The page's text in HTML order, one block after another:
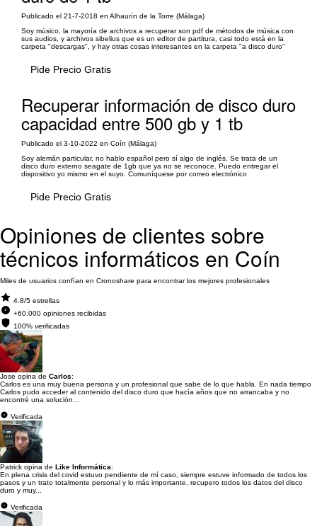
Publicado el 21-7-2018 en Alhaurín de la Torre (Málaga)
Soy músico, la mayoría de archivos a recuperar son pdf de métodos de música con
sus audios, y archivos sibelius que es un editor de partitura, casi todo está en la
carpeta "descargas", y hay otras cosas interesantes en la carpeta "a disco duro"
Pide Precio Gratis
Recuperar información de disco duro
capacidad entre 500 gb y 1 tb
Publicado el 3-10-2022 en Coín (Málaga)
Soy alemán particular, no hablo español pero sí algo de inglés. Se trata de un
disco duro externo seagate de 1gb que ya no se reconoce. Puedo entregar el
dispositivo yo mismo en el suyo. Comuníquese por correo electrónico
Pide Precio Gratis
Opiniones de clientes sobre
técnicos informáticos en Coín
Miles de usuarios confían en Cronoshare para encontrar los mejores profesionales
4.8/5 estrellas
+60.000 opiniones recibidas
100% verificadas
Jose opina de Carlos:
Carlos es una muy buena persona y un profesional que sabe de lo que habla. En nada tiempo
Carlos pudo acceder al contenido del disco duro que hacía años que no arrancaba y no
encontré una solución...
Verificada
Patrick opina de Like Informática:
En plena crisis del covid estuvo pendiente de mí caso, siempre estuve informado de todos los
pasos y un trato totalmente personal y lo más importante, recupero todos los datos del disco
duro y muy...
Verificada